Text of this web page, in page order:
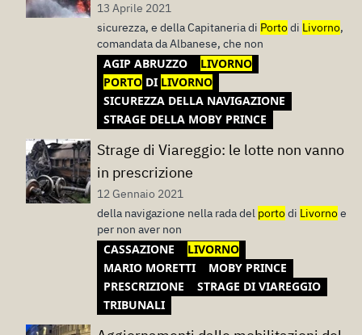
13 Aprile 2021
sicurezza, e della Capitaneria di Portodi Livorno,
comandata da Albanese, che non
AGIP ABRUZZO
LIVORNO
PORTO DI LIVORNO
SICUREZZA DELLA NAVIGAZIONE
STRAGE DELLA MOBY PRINCE
Strage di Viareggio: le lotte non vanno
in prescrizione
12 Gennaio 2021
della navigazione nella rada del portodi Livornoe
per non aver non
CASSAZIONE
LIVORNO
MARIO MORETTI
MOBY PRINCE
PRESCRIZIONE
STRAGE DI VIAREGGIO
TRIBUNALI